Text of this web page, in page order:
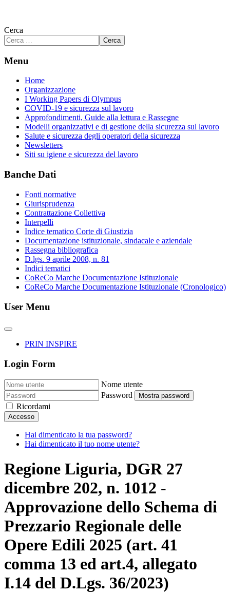
Cerca
Cerca
Menu
Home
Organizzazione
I Working Papers di Olympus
COVID-19 e sicurezza sul lavoro
Approfondimenti, Guide alla lettura e Rassegne
Modelli organizzativi e di gestione della sicurezza sul lavoro
Salute e sicurezza degli operatori della sicurezza
Newsletters
Siti su igiene e sicurezza del lavoro
Banche Dati
Fonti normative
Giurisprudenza
Contrattazione Collettiva
Interpelli
Indice tematico Corte di Giustizia
Documentazione istituzionale, sindacale e aziendale
Rassegna bibliografica
D.lgs. 9 aprile 2008, n. 81
Indici tematici
CoReCo Marche Documentazione Istituzionale
CoReCo Marche Documentazione Istituzionale (Cronologico)
User Menu
PRIN INSPIRE
Login Form
Nome utente
Password
Mostra password
Ricordami
Accesso
Hai dimenticato la tua password?
Hai dimenticato il tuo nome utente?
Regione Liguria, DGR 27
dicembre 202, n. 1012 -
Approvazione dello Schema di
Prezzario Regionale delle
Opere Edili 2025 (art. 41
comma 13 ed art.4, allegato
I.14 del D.Lgs. 36/2023)